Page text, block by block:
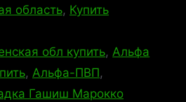
область, Купить
обл купить,Альфа
, Альфа-ПВП,
Гашиш Марокко